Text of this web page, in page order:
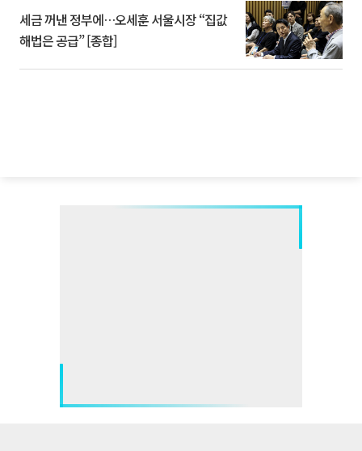
세금 꺼낸 정부에…오세훈 서울시장 “집값
해법은 공급” [종합]